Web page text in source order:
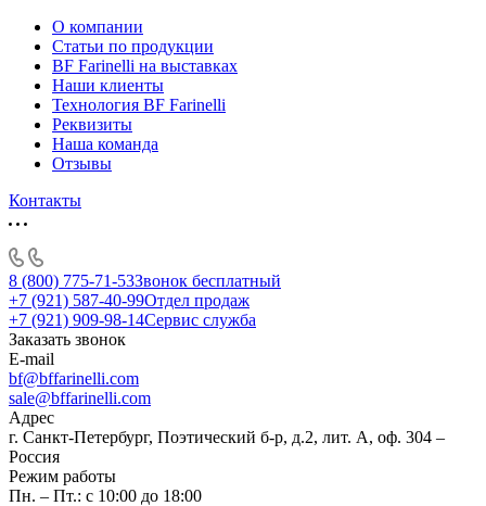
О компании
Статьи по продукции
BF Farinelli на выставках
Наши клиенты
Технология BF Farinelli
Реквизиты
Наша команда
Отзывы
Контакты
8 (800) 775-71-53Звонок бесплатный
+7 (921) 587-40-99Отдел продаж
+7 (921) 909-98-14Сервис служба
Заказать звонок
E-mail
bf@bffarinelli.com
sale@bffarinelli.com
Адрес
г. Санкт-Петербург, Поэтический б-р, д.2, лит. А, оф. 304 –
Россия
Режим работы
Пн. – Пт.: с 10:00 до 18:00